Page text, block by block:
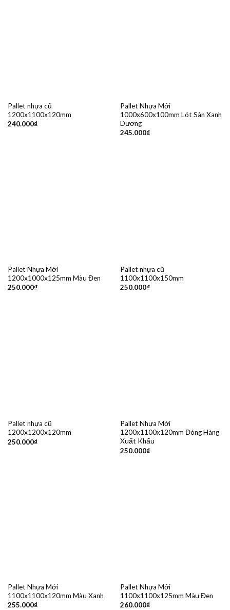
Pallet nhựa cũ
1200x1100x120mm
240.000₫
Pallet Nhựa Mới
1000x600x100mm Lót Sàn Xanh
Dương
245.000₫
Pallet Nhựa Mới
1200x1000x125mm Màu Đen
250.000₫
Pallet nhựa cũ
1100x1100x150mm
250.000₫
Pallet nhựa cũ
1200x1200x120mm
250.000₫
Pallet Nhựa Mới
1200x1100x120mm Đóng Hàng
Xuất Khẩu
250.000₫
Pallet Nhựa Mới
1100x1100x120mm Màu Xanh
255.000₫
Pallet Nhựa Mới
1100x1100x125mm Màu Đen
260.000₫